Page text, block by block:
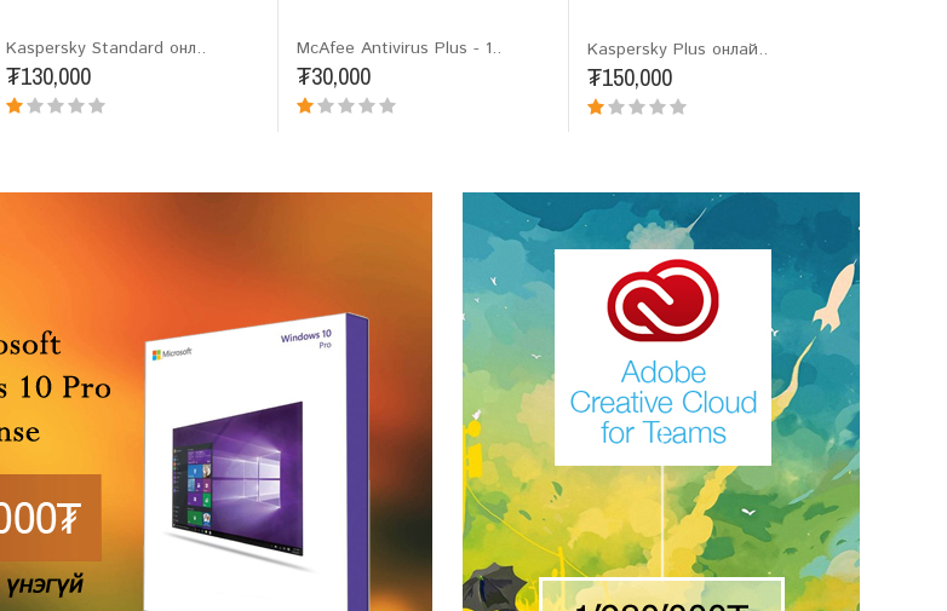
Kaspersky Standard онл..
₮130,000
McAfee Antivirus Plus - 1..
₮30,000
Kaspersky Plus онлай..
₮150,000